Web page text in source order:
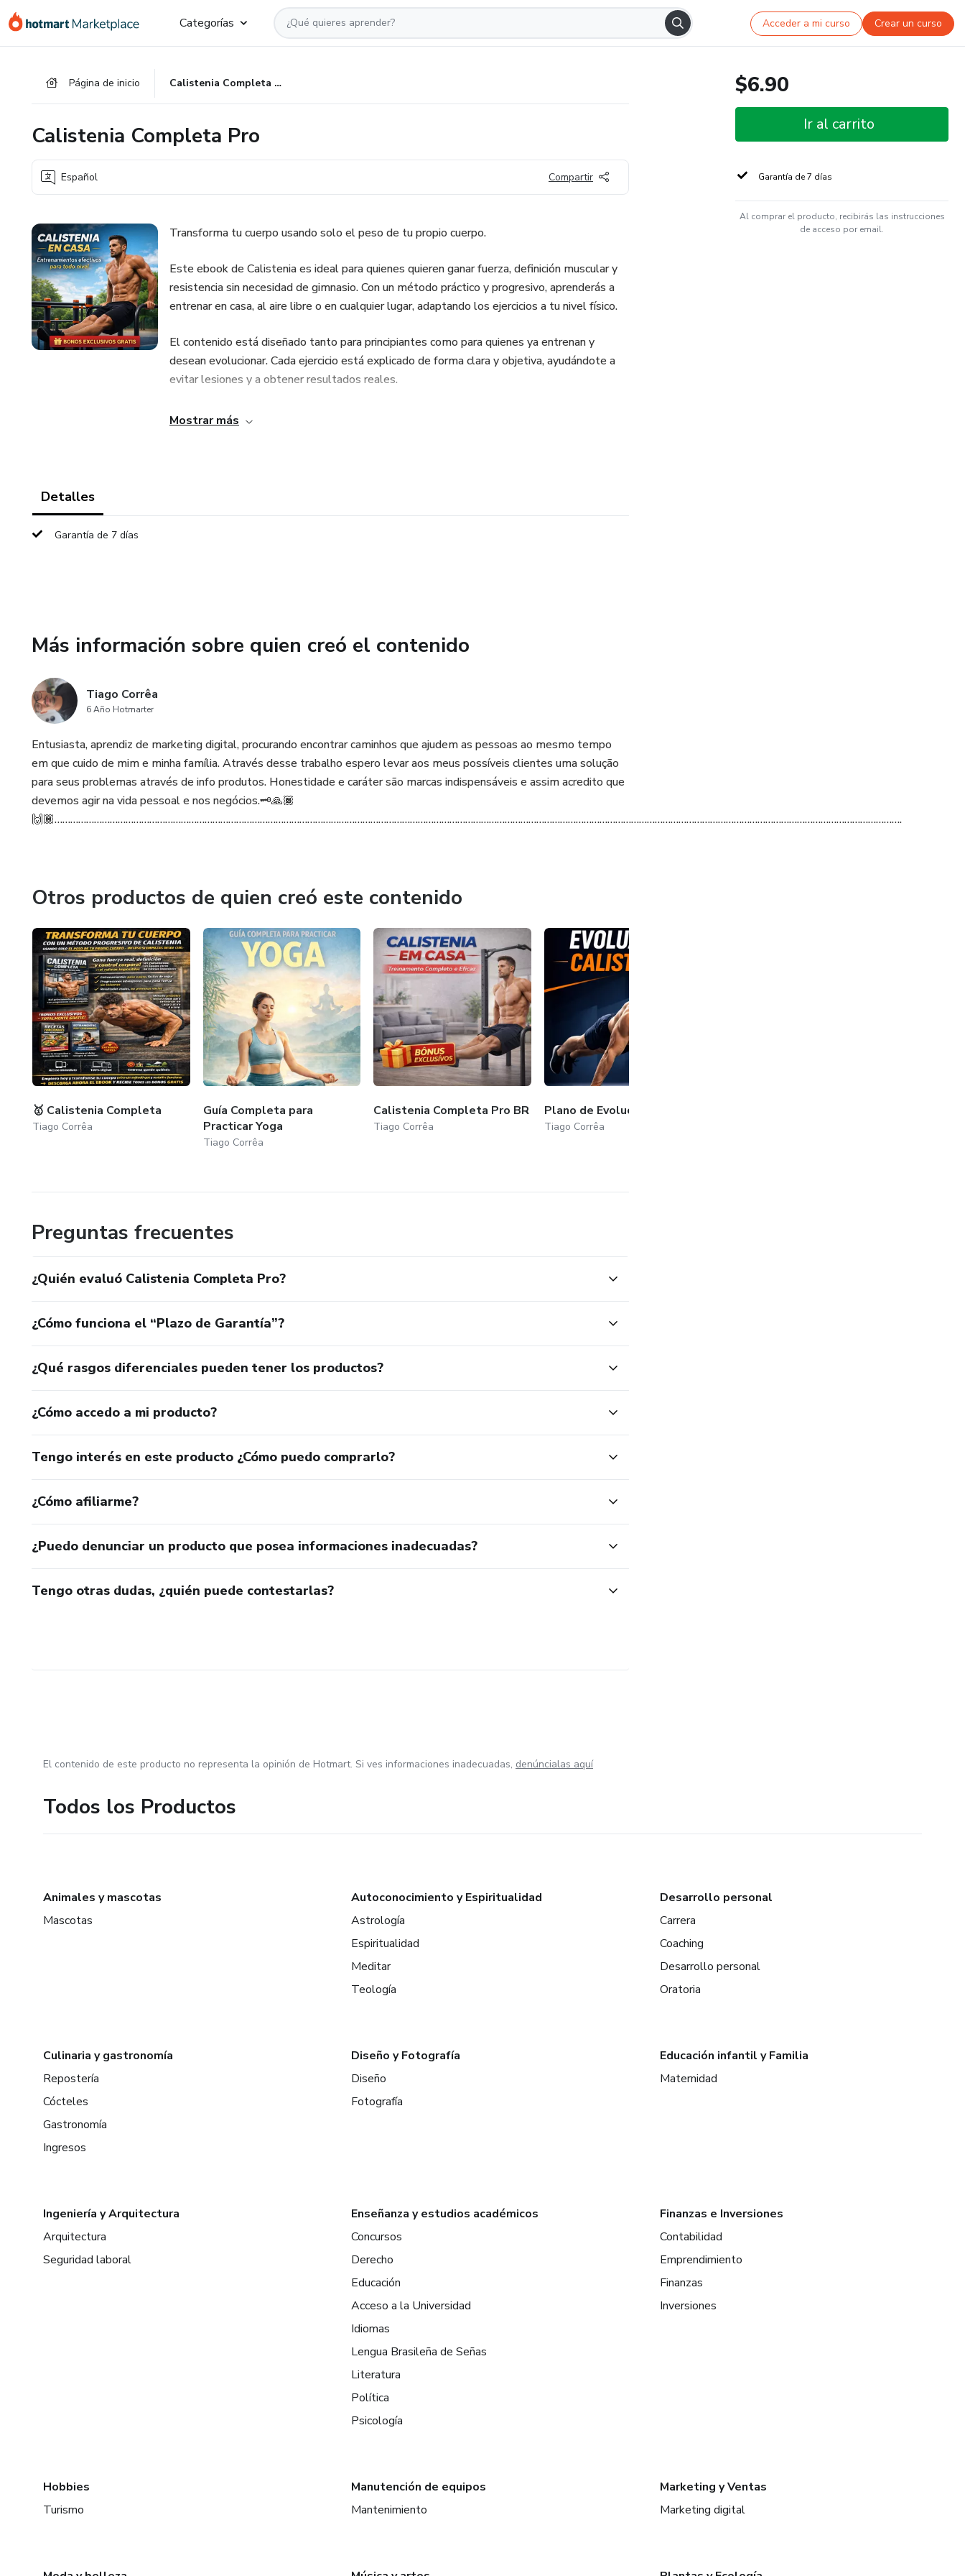
Categorías Acceder a mi curso Crear un curso
Página de inicio Calistenia Completa Pro
Calistenia Completa Pro
Español Compartir
Transforma tu cuerpo usando solo el peso de tu propio cuerpo.
Este ebook de Calistenia es ideal para quienes quieren ganar fuerza, definición muscular y
resistencia sin necesidad de gimnasio. Con un método práctico y progresivo, aprenderás a
entrenar en casa, al aire libre o en cualquier lugar, adaptando los ejercicios a tu nivel físico.
El contenido está diseñado tanto para principiantes como para quienes ya entrenan y
desean evolucionar. Cada ejercicio está explicado de forma clara y objetiva, ayudándote a
evitar lesiones y a obtener resultados reales.
¿Qué aprenderás?
Mostrar más
Detalles
Garantía de 7 días
Más información sobre quien creó el contenido
Tiago Corrêa
6 Año Hotmarter
Entusiasta, aprendiz de marketing digital, procurando encontrar caminhos que ajudem as pessoas ao mesmo tempo
em que cuido de mim e minha família. Através desse trabalho espero levar aos meus possíveis clientes uma solução
para seus problemas através de info produtos. Honestidade e caráter são marcas indispensáveis e assim acredito que
devemos agir na vida pessoal e nos negócios.🗝️🙏🏾
🙌🏾…………………………………………………………………………………………………………………………………………………………………………………………………………………………………………………………………………………………….
Otros productos de quien creó este contenido
🥇 Calistenia Completa
Tiago Corrêa
Guía Completa para
Practicar Yoga
Tiago Corrêa
Calistenia Completa Pro BR
Tiago Corrêa
Plano de Evolução Rápida
Tiago Corrêa
Preguntas frecuentes
¿Quién evaluó Calistenia Completa Pro?
¿Cómo funciona el “Plazo de Garantía”?
¿Qué rasgos diferenciales pueden tener los productos?
¿Cómo accedo a mi producto?
Tengo interés en este producto ¿Cómo puedo comprarlo?
¿Cómo afiliarme?
¿Puedo denunciar un producto que posea informaciones inadecuadas?
Tengo otras dudas, ¿quién puede contestarlas?
$6.90
Ir al carrito
Garantía de 7 días
Al comprar el producto, recibirás las instrucciones
de acceso por email.
El contenido de este producto no representa la opinión de Hotmart. Si ves informaciones inadecuadas, denúncialas aquí
Todos los Productos
Animales y mascotas
Mascotas
Autoconocimiento y Espiritualidad
Astrología
Espiritualidad
Meditar
Teología
Desarrollo personal
Carrera
Coaching
Desarrollo personal
Oratoria
Culinaria y gastronomía
Repostería
Cócteles
Gastronomía
Ingresos
Diseño y Fotografía
Diseño
Fotografía
Educación infantil y Familia
Maternidad
Ingeniería y Arquitectura
Arquitectura
Seguridad laboral
Enseñanza y estudios académicos
Concursos
Derecho
Educación
Acceso a la Universidad
Idiomas
Lengua Brasileña de Señas
Literatura
Política
Psicología
Finanzas e Inversiones
Contabilidad
Emprendimiento
Finanzas
Inversiones
Hobbies
Turismo
Manutención de equipos
Mantenimiento
Marketing y Ventas
Marketing digital